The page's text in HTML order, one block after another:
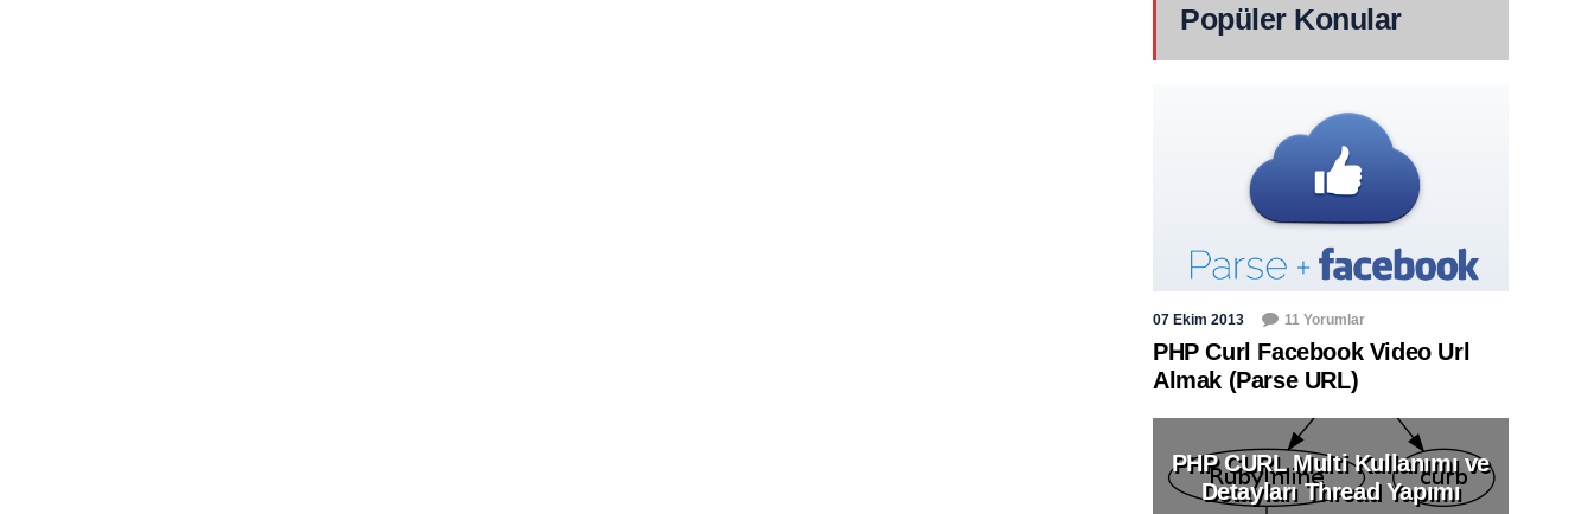
Popüler Konular
07 Ekim 2013 11 Yorumlar
PHP Curl Facebook Video Url
Almak (Parse URL)
PHP CURL Multi Kullanımı ve
Detayları Thread Yapımı